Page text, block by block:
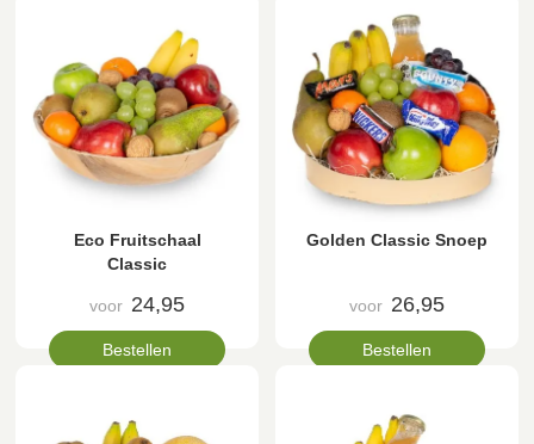
Eco Fruitschaal
Classic
voor 24,95
Bestellen
Golden Classic Snoep
voor 26,95
Bestellen